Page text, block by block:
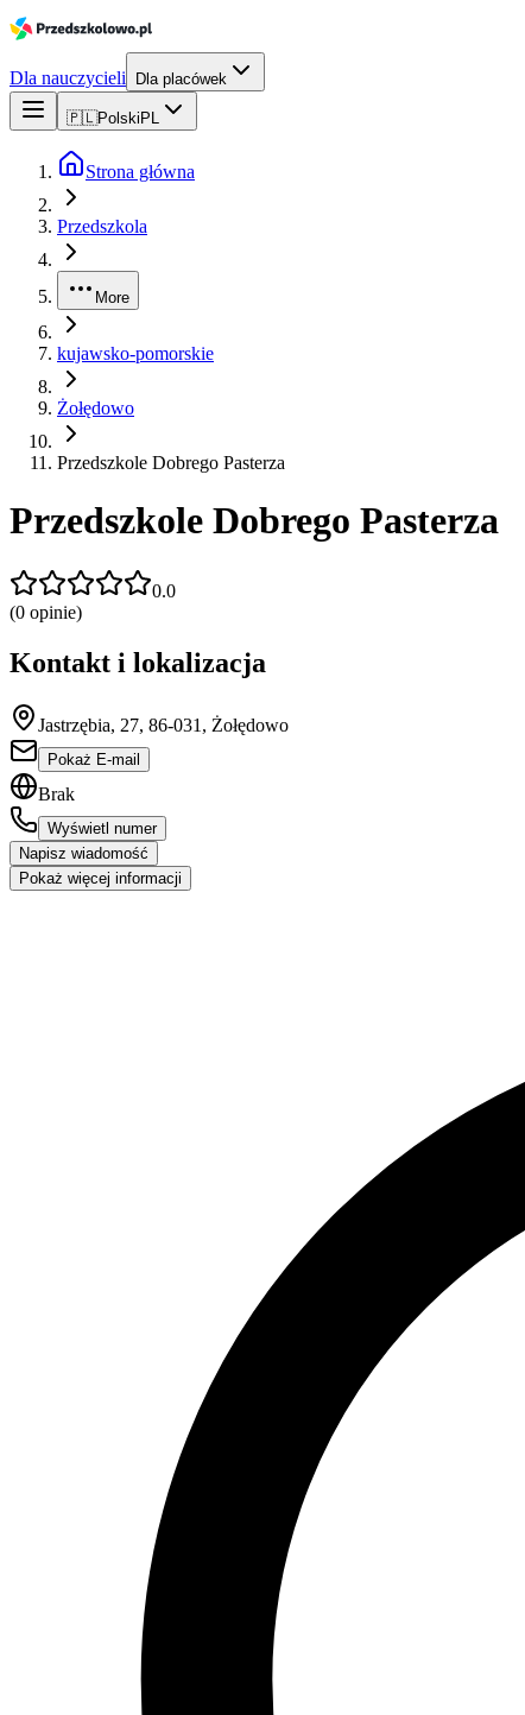
Dla nauczycieli Dla placówek
🇵🇱Polski PL
Strona główna
Przedszkola
More
kujawsko-pomorskie
Żołędowo
Przedszkole Dobrego Pasterza
Przedszkole Dobrego Pasterza
0.0
(0 opinie)
Kontakt i lokalizacja
Jastrzębia, 27, 86-031, Żołędowo
Pokaż E-mail
Brak
Wyświetl numer
Napisz wiadomość
Pokaż więcej informacji